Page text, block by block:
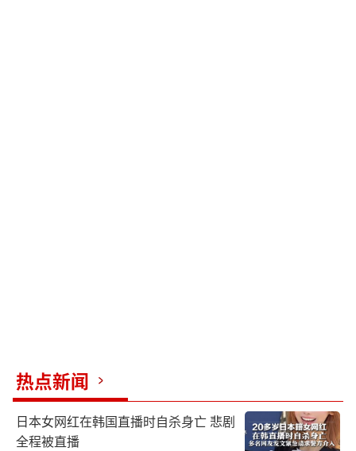
热点新闻
日本女网红在韩国直播时自杀身亡 悲剧
全程被直播